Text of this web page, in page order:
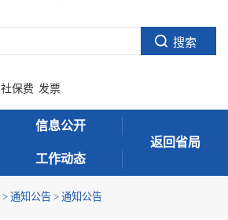
社保费 发票
信息公开
工作动态
返回省局
> 通知公告 > 通知公告